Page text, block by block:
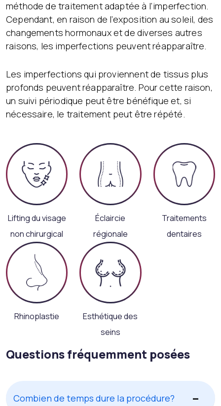
méthode de traitement adaptée à l’imperfection.
Cependant, en raison de l’exposition au soleil, des
changements hormonaux et de diverses autres
raisons, les imperfections peuvent réapparaître.
Les imperfections qui proviennent de tissus plus
profonds peuvent réapparaître. Pour cette raison,
un suivi périodique peut être bénéfique et, si
nécessaire, le traitement peut être répété.
Lifting du visage
non chirurgical
Éclaircie
régionale
Traitements
dentaires
Rhinoplastie
Esthétique des
seins
Questions fréquemment posées
Combien de temps dure la procédure?